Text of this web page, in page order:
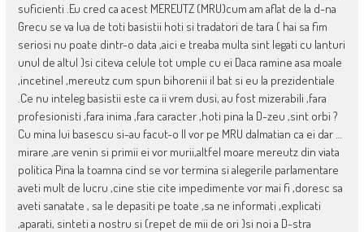
suficienti .Eu cred ca acest MEREUTZ (MRU)cum am aflat de la d-na
Grecu se va lua de toti basistii hoti si tradatori de tara ( hai sa fim
seriosi nu poate dintr-o data ,aici e treaba multa sint legati cu lanturi
unul de altul )si citeva celule tot umple cu ei Daca ramine asa moale
,incetinel ,mereutz cum spun bihorenii il bat si eu la prezidentiale
.Ce nu inteleg basistii este ca ii vrem dusi, au fost mizerabili ,fara
profesionisti ,fara inima ,fara caracter ,hoti pina la D-zeu ,sint orbi ?
Cu mina lui basescu si-au facut-o Il vor pe MRU dalmatian ca ei dar …
mirare ,are venin si primii ei vor murii,altfel moare mereutz din viata
politica Pina la toamna cind se vor termina si alegerile parlamentare
aveti mult de lucru ,cine stie cite impedimente vor mai fi ,doresc sa
aveti sanatate , sa le depasiti pe toate ,sa ne informati ,explicati
,aparati, sinteti a nostru si (repet de mii de ori )si noi a D-stra